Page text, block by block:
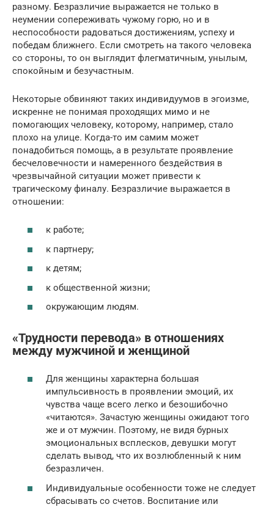
разному. Безразличие выражается не только в
неумении сопереживать чужому горю, но и в
неспособности радоваться достижениям, успеху и
победам ближнего. Если смотреть на такого человека
со стороны, то он выглядит флегматичным, унылым,
спокойным и безучастным.
Некоторые обвиняют таких индивидуумов в эгоизме,
искренне не понимая проходящих мимо и не
помогающих человеку, которому, например, стало
плохо на улице. Когда-то им самим может
понадобиться помощь, а в результате проявление
бесчеловечности и намеренного бездействия в
чрезвычайной ситуации может привести к
трагическому финалу. Безразличие выражается в
отношении:
к работе;
к партнеру;
к детям;
к общественной жизни;
окружающим людям.
«Трудности перевода» в отношениях
между мужчиной и женщиной
Для женщины характерна большая
импульсивность в проявлении эмоций, их
чувства чаще всего легко и безошибочно
«читаются». Зачастую женщины ожидают того
же и от мужчин. Поэтому, не видя бурных
эмоциональных всплесков, девушки могут
сделать вывод, что их возлюбленный к ним
безразличен.
Индивидуальные особенности тоже не следует
сбрасывать со счетов. Воспитание или